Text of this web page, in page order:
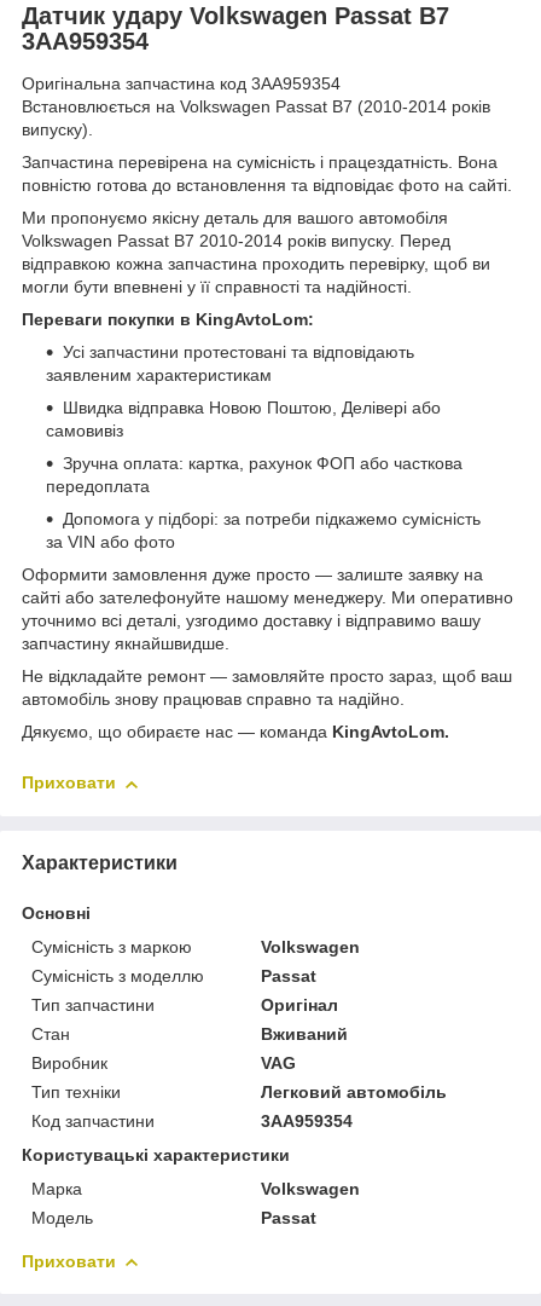
Датчик удару Volkswagen Passat B7
3AA959354
Оригінальна запчастина код 3AA959354
Встановлюється на Volkswagen Passat B7 (2010-2014 років
випуску).
Запчастина перевірена на сумісність і працездатність. Вона
повністю готова до встановлення та відповідає фото на сайті.
Ми пропонуємо якісну деталь для вашого автомобіля
Volkswagen Passat B7 2010-2014 років випуску. Перед
відправкою кожна запчастина проходить перевірку, щоб ви
могли бути впевнені у її справності та надійності.
Переваги покупки в KingAvtoLom:
Усі запчастини протестовані та відповідають
заявленим характеристикам
Швидка відправка Новою Поштою, Делівері або
самовивіз
Зручна оплата: картка, рахунок ФОП або часткова
передоплата
Допомога у підборі: за потреби підкажемо сумісність
за VIN або фото
Оформити замовлення дуже просто — залиште заявку на
сайті або зателефонуйте нашому менеджеру. Ми оперативно
уточнимо всі деталі, узгодимо доставку і відправимо вашу
запчастину якнайшвидше.
Не відкладайте ремонт — замовляйте просто зараз, щоб ваш
автомобіль знову працював справно та надійно.
Дякуємо, що обираєте нас — команда KingAvtoLom.
Приховати
Характеристики
Основні
Сумісність з маркою
Volkswagen
Сумісність з моделлю
Passat
Тип запчастини
Оригінал
Стан
Вживаний
Виробник
VAG
Тип техніки
Легковий автомобіль
Код запчастини
3AA959354
Користувацькі характеристики
Марка
Volkswagen
Модель
Passat
Приховати